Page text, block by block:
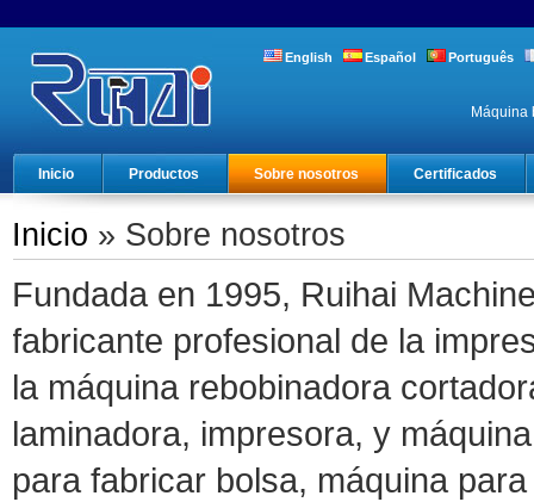
English Español Português
Máquina
Inicio Productos Sobre nosotros Certificados
Inicio » Sobre nosotros
Fundada en 1995, Ruihai
fabricante profesional de la
la máquina rebobinadora
laminadora, impresora, y
para fabricar bolsa, máquina